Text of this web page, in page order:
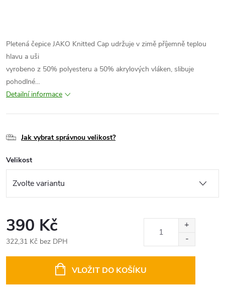
Pletená čepice JAKO Knitted Cap udržuje v zimě příjemně teplou
hlavu a uši
vyrobeno z 50% polyesteru a 50% akrylových vláken, slibuje
pohodlné…
Detailní informace
Jak vybrat správnou velikost?
Velikost
390 Kč
322,31 Kč bez DPH
VLOŽIT DO KOŠÍKU